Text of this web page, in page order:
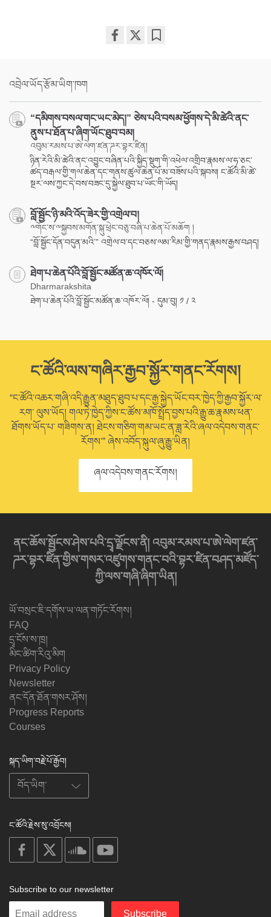
འབྲེལ་ཡོད་རྩོམ་ཡིག་ཁག
“དམིགས་བསལ་གང་ཡང་མེད།” ཅེས་པའི་བསམ་ཕྱོགས་དེ་མི་ཚེའི་ནང་
ནུས་པ་ཐོན་པ་ཞིག་ཡོང་ཐུབ་བམ།
འབུམ་རམས་པ་ཨེ་ལེག་ཛན་ཌར་བྷར་ཛིན།
ཉིན་རེའི་མི་ཚེའི་ནང་འབྱུང་བཞིན་པའི་སྐྱིད་སྡུག་གི་འཕེལ་འགྲིབ་རྣམས་ལ་ཧ་ཅང་
ཚད་བརྒལ་གྱི་གལ་ཆེན་དང་གནས་ཚུལ་ཆེན་པོ་མ་བཟོས་པའི་སྐབས། ང་ཚོའི་མི་ཚེ་
སྔར་ལས་ཀྱང་དེ་བས་བཟང་དུ་སྐྱེལ་ཐུབ་པ་ཡོང་གི་ཡོད།
བློ་སྦྱོང་ཉི་མའི་འོད་ཟེར་གྱི་འགྲེལ་བ།
༸གོང་ས་༸སྐྱབས་མགོན་སྐུ་ཕྲེང་བཅུ་བཞི་པ་ཆེན་པོ་མཆོག །
“བློ་སྦྱོང་དོན་བདུན་མའི་” འགྲེལ་བ་དང་བཅས་ལམ་རིམ་གྱི་གནད་རྣམས་རྒྱས་བཤད།
ཐེག་པ་ཆེན་པོའི་བློ་སྦྱོང་མཚོན་ཆ་འཁོར་ལོ།
Dharmarakshita
ཐེག་པ་ཆེན་པོའི་བློ་སྦྱོང་མཚོན་ཆ་འཁོར་ལོ། - དུམ་བུ། ༡ / ༢
ང་ཚོའི་ལས་གཞིར་རྒྱབ་སྐྱོར་གནང་རོགས།
“ང་ཚོའི་འཆར་གཞི་འདི་རྒྱུན་མཐུད་ཐུབ་པ་དང་རྒྱ་སྐྱེད་ཡོང་བར་ཁྱེད་ཀྱི་རྒྱབ་སྐྱོར་ལ་
རག་ ལུས་ཡོད། གལ་ཏེ་ཁྱེད་ཀྱིས་ང་ཚོས་མཁོ་སྤྲོད་བྱས་པའི་རྒྱུ་ཆ་རྣམས་ཕན་
ཐོགས་ཡོད་པ་ གཟིགས་ན། ཐེངས་གཅིག་གམ་ཡང་ན་ཟླ་རེའི་ཞལ་འདེབས་གནང་
རོགས་” ཞེས་འབོད་སྐུལ་ཞུ་རྒྱུ་ཡིན།
ཞལ་འདེབས་གནང་རོགས།
ནང་ཆོས་སྦྱོངས་ཤེས་པའི་དྲྭ་ལྗོངས་ནི། འབུམ་རམས་པ་ཨེ་ལེག་ཛན་
ཌར་བྷར་ཛིན་གྱིས་གསར་འཛུགས་གནང་བའི་བྷར་ཛིན་བཤད་མཛོད་
ཀྱི་ལས་གཞི་ཞིག་ཡིན།
ཡོ་བསྲང་ཇི་དགོས་ཡ་ལན་གཏོང་རོགས།
FAQ
དྲྭ་ངོས་ས་ཁྲ།
མིང་ཚིག་རིའུ་མིག
Privacy Policy
Newsletter
ནང་དོན་ཐོན་གསར་ཤོས།
Progress Reports
Courses
སྐད་ཡིག་བརྗེ་པོ་རྒྱོབ།
ང་ཚོའི་རྗེས་སུ་འབྲོངས།
on
facebook
soundcloud
Subscribe to our newsletter
Enter
Subscribe